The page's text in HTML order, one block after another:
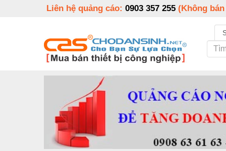
Liên hệ quảng cáo: 0903 357 255 (Không